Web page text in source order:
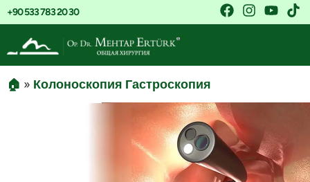
+90 533 783 20 30
🏠 » Колоноскопия Гастроскопия